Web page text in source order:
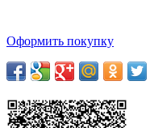
Оформить покупку